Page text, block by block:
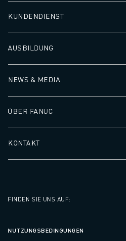
KUNDENDIENST
AUSBILDUNG
NEWS & MEDIA
ÜBER FANUC
KONTAKT
FINDEN SIE UNS AUF:
NUTZUNGSBEDINGUNGEN